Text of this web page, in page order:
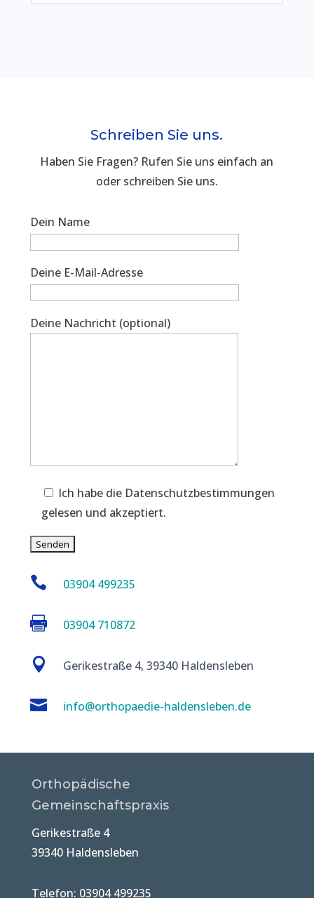
Schreiben Sie uns.
Haben Sie Fragen? Rufen Sie uns einfach an
oder schreiben Sie uns.
Dein Name
Deine E-Mail-Adresse
Deine Nachricht (optional)
Ich habe die Datenschutzbestimmungen
gelesen und akzeptiert.
 03904 499235
 03904 710872
 Gerikestraße 4, 39340 Haldensleben
 info@orthopaedie-haldensleben.de
Orthopädische
Gemeinschaftspraxis
Gerikestraße 4
39340 Haldensleben
Telefon: 03904 499235